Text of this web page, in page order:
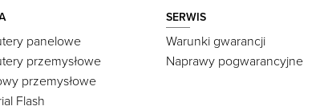
panelowe
przemysłowe
przemysłowe
Flash
SERWIS
Warunki gwarancji
Naprawy pogwarancyjne